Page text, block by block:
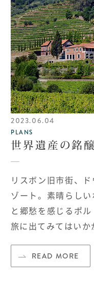
2023.06.04
PLANS
世界遺産の銘
リスボン旧市街、
ゾート。素晴らし
と郷愁を感じるポ
旅に出てみてはいか
READ MORE